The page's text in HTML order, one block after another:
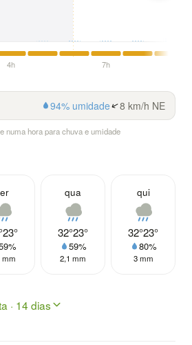
4h 7h
94% umidade 8 km/h NE
numa hora para chuva e umidade
23°
mm
qua
32°23°
59%
2,1 mm
qui
32°23°
80%
3 mm
· 14 dias